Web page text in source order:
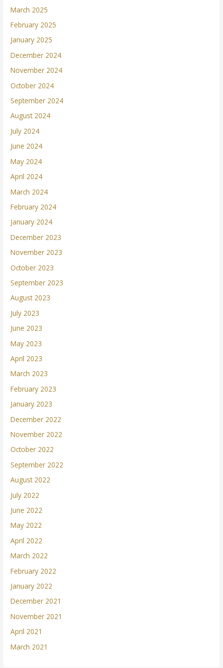
March 2025
February 2025
January 2025
December 2024
November 2024
October 2024
September 2024
August 2024
July 2024
June 2024
May 2024
April 2024
March 2024
February 2024
January 2024
December 2023
November 2023
October 2023
September 2023
August 2023
July 2023
June 2023
May 2023
April 2023
March 2023
February 2023
January 2023
December 2022
November 2022
October 2022
September 2022
August 2022
July 2022
June 2022
May 2022
April 2022
March 2022
February 2022
January 2022
December 2021
November 2021
April 2021
March 2021